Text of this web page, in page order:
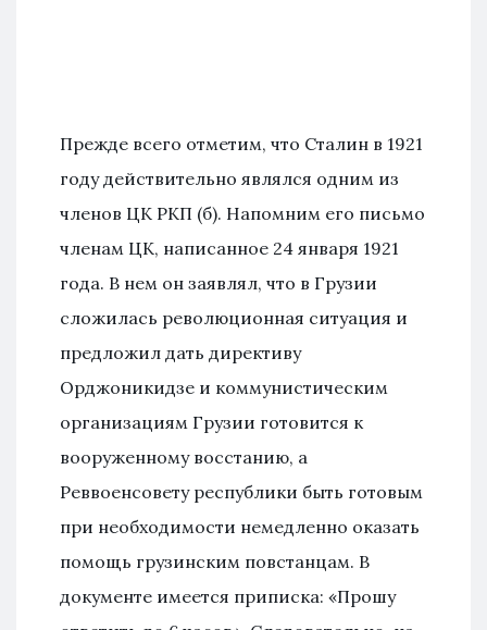
Прежде всего отметим, что Сталин в 1921
году действительно являлся одним из
членов ЦК РКП (б). Напомним его письмо
членам ЦК, написанное 24 января 1921
года. В нем он заявлял, что в Грузии
сложилась революционная ситуация и
предложил дать директиву
Орджоникидзе и коммунистическим
организациям Грузии готовится к
вооруженному восстанию, а
Реввоенсовету республики быть готовым
при необходимости немедленно оказать
помощь грузинским повстанцам. В
документе имеется приписка: «Прошу